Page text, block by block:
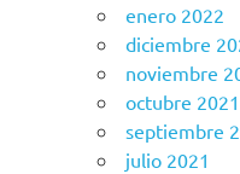
enero 2022
diciembre
noviembre
octubre 2021
septiembre
julio 2021